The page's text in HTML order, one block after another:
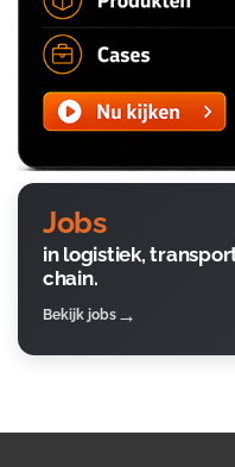
Jobs
in logistiek,
chain.
Bekijk jobs